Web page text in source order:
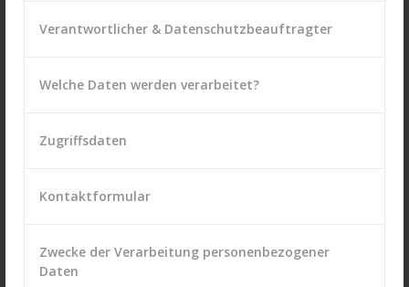
Verantwortlicher & Datenschutzbeauftragter
Welche Daten werden verarbeitet?
Zugriffsdaten
Kontaktformular
Zwecke der Verarbeitung personenbezogener
Daten
Mail: info@laackmann.sh
Obi-Mail:obi.service@laackmann.sh
Unsere Öffnungszeiten
Montag bis Freitag: